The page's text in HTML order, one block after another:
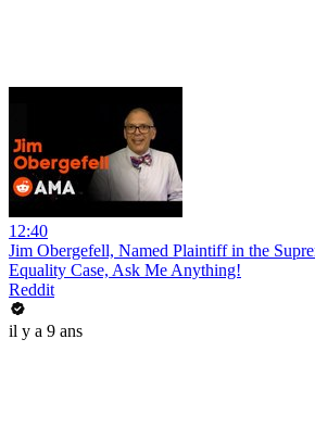
12:40
Jim Obergefell, Named Plaintiff in the
Equality Case, Ask Me Anything!
Reddit
il y a 9 ans